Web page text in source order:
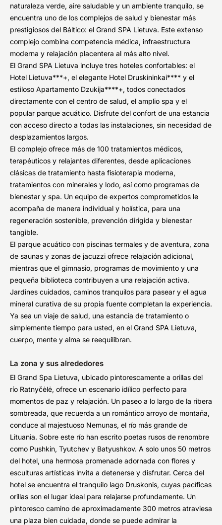
naturaleza verde, aire saludable y un ambiente tranquilo, se
encuentra uno de los complejos de salud y bienestar más
prestigiosos del Báltico: el Grand SPA Lietuva. Este extenso
complejo combina competencia médica, infraestructura
moderna y relajación placentera al más alto nivel.
El Grand SPA Lietuva incluye tres hoteles confortables: el
Hotel Lietuva***+, el elegante Hotel Druskininkai**** y el
estiloso Apartamento Dzukija****+, todos conectados
directamente con el centro de salud, el amplio spa y el
popular parque acuático. Disfrute del confort de una estancia
con acceso directo a todas las instalaciones, sin necesidad de
desplazamientos largos.
El complejo ofrece más de 100 tratamientos médicos,
terapéuticos y relajantes diferentes, desde aplicaciones
clásicas de tratamiento hasta fisioterapia moderna,
tratamientos con minerales y lodo, así como programas de
bienestar y spa. Un equipo de expertos comprometidos le
acompaña de manera individual y holística, para una
regeneración sostenible, prevención dirigida y bienestar
tangible.
El parque acuático con piscinas termales y de aventura, zona
de saunas y zonas de jacuzzi ofrece relajación adicional,
mientras que el gimnasio, programas de movimiento y una
pequeña biblioteca contribuyen a una relajación activa.
Jardines cuidados, caminos tranquilos para pasear y el agua
mineral curativa de su propia fuente completan la experiencia.
Ya sea un viaje de salud, una estancia de tratamiento o
simplemente tiempo para usted, en el Grand SPA Lietuva,
cuerpo, mente y alma se reequilibran.
La zona y sus alrededores
El Grand Spa Lietuva, ubicado pintorescamente a orillas del
río Ratnyčėlė, ofrece un escenario idílico perfecto para
momentos de paz y relajación. Un paseo a lo largo de la ribera
sombreada, que recuerda a un romántico arroyo de montaña,
conduce al majestuoso Nemunas, el río más grande de
Lituania. Sobre este río han escrito poetas rusos de renombre
como Pushkin, Tyutchev y Batyushkov. A solo unos 50 metros
del hotel, una hermosa promenade adornada con flores y
esculturas artísticas invita a detenerse y disfrutar. Cerca del
hotel se encuentra el tranquilo lago Druskonis, cuyas pacíficas
orillas son el lugar ideal para relajarse profundamente. Un
pintoresco camino de aproximadamente 300 metros atraviesa
una plaza bien cuidada, donde se puede admirar la